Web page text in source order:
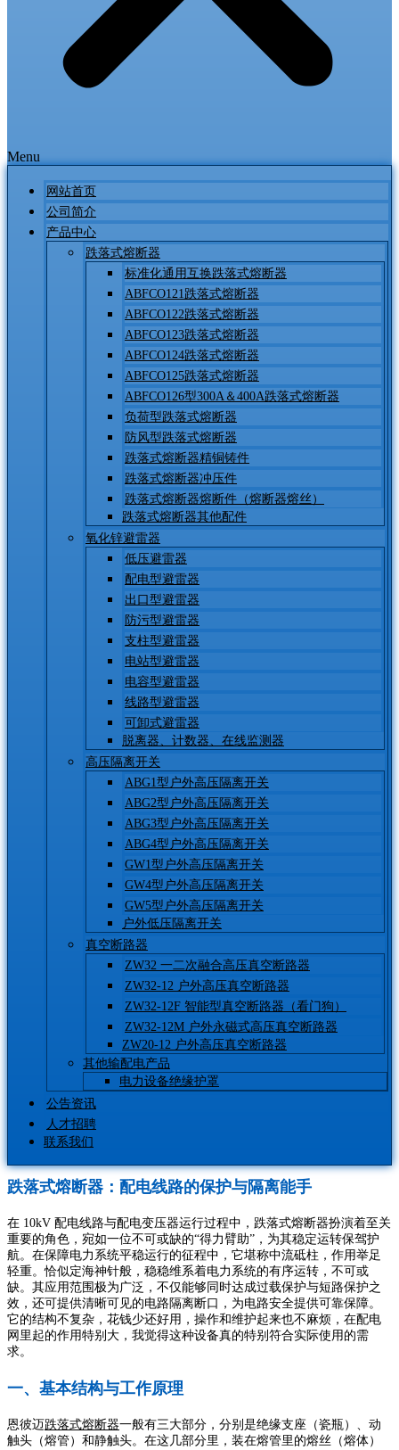
Menu
网站首页
公司简介
产品中心
跌落式熔断器
标准化通用互换跌落式熔断器
ABFCO121跌落式熔断器
ABFCO122跌落式熔断器
ABFCO123跌落式熔断器
ABFCO124跌落式熔断器
ABFCO125跌落式熔断器
ABFCO126型300A＆400A跌落式熔断器
负荷型跌落式熔断器
防风型跌落式熔断器
跌落式熔断器精铜铸件
跌落式熔断器冲压件
跌落式熔断器熔断件（熔断器熔丝）
跌落式熔断器其他配件
氧化锌避雷器
低压避雷器
配电型避雷器
出口型避雷器
防污型避雷器
支柱型避雷器
电站型避雷器
电容型避雷器
线路型避雷器
可卸式避雷器
脱离器、计数器、在线监测器
高压隔离开关
ABG1型户外高压隔离开关
ABG2型户外高压隔离开关
ABG3型户外高压隔离开关
ABG4型户外高压隔离开关
GW1型户外高压隔离开关
GW4型户外高压隔离开关
GW5型户外高压隔离开关
户外低压隔离开关
真空断路器
ZW32 一二次融合高压真空断路器
ZW32-12 户外高压真空断路器
ZW32-12F 智能型真空断路器（看门狗）
ZW32-12M 户外永磁式高压真空断路器
ZW20-12 户外高压真空断路器
其他输配电产品
电力设备绝缘护罩
公告资讯
人才招聘
联系我们
跌落式熔断器：配电线路的保护与隔离能手
在 10kV 配电线路与配电变压器运行过程中，跌落式熔断器扮演着至关
重要的角色，宛如一位不可或缺的“得力臂助”，为其稳定运转保驾护
航。在保障电力系统平稳运行的征程中，它堪称中流砥柱，作用举足
轻重。恰似定海神针般，稳稳维系着电力系统的有序运转，不可或
缺。其应用范围极为广泛，不仅能够同时达成过载保护与短路保护之
效，还可提供清晰可见的电路隔离断口，为电路安全提供可靠保障。
它的结构不复杂，花钱少还好用，操作和维护起来也不麻烦，在配电
网里起的作用特别大，我觉得这种设备真的特别符合实际使用的需
求。
一、基本结构与工作原理
恩彼迈跌落式熔断器一般有三大部分，分别是绝缘支座（瓷瓶）、动
触头（熔管）和静触头。在这几部分里，装在熔管里的熔丝（熔体）